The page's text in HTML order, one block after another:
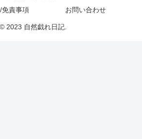
免責事項 お問い合わせ
© 2023 自然戯れ日記.